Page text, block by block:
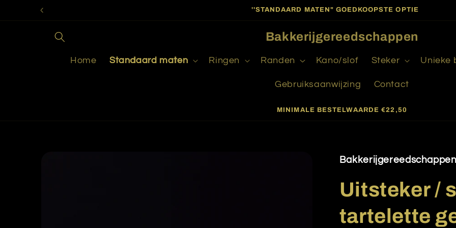
naar de
''STANDAARD MATEN" GOEDKOOPSTE OPTIE
Bakkerijgereedschappen
Home Standaard maten Ringen Randen Kano/slof Steker Unieke
Gebruiksaanwijzing Contact
MINIMALE BESTELWAARDE €22,50
Bakkerijgereedschappen
Uitsteker /
tartelette